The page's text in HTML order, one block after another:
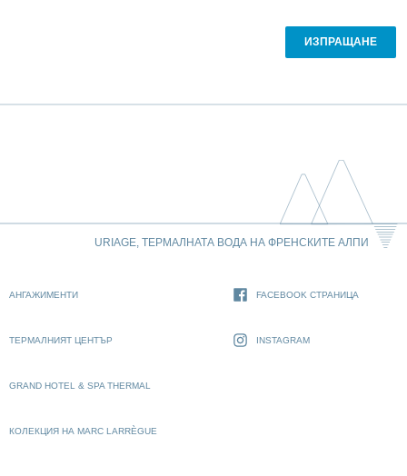
URIAGE, ТЕРМАЛНАТА ВОДА НА ФРЕНСКИТЕ АЛПИ
АНГАЖИМЕНТИ
ТЕРМАЛНИЯТ ЦЕНТЪР
GRAND HOTEL & SPA THERMAL
КОЛЕКЦИЯ НА MARC LARRÈGUE
FACEBOOK СТРАНИЦА
INSTAGRAM